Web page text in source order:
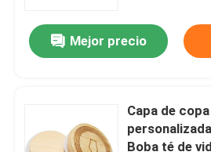
Mejor precio
Capa de
Boba té de